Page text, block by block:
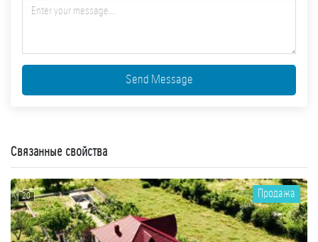
Send Message
Связанные свойства
20 Продажа